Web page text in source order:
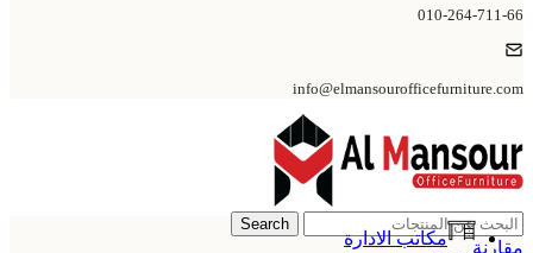
010-264-711-66
info@elmansourofficefurniture.com
Search
مقارنة
مكاتب الادارة